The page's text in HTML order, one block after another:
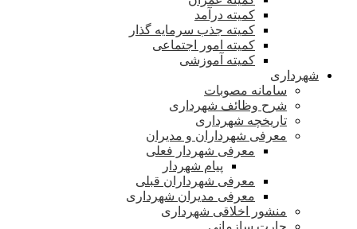
کمیته درآمد
کمیته جذب سرمایه گذار
کمیته امور اجتماعی
کمیته آموزشی
شهرداری
سامانه مصوبات
شرح وظائف شهرداری
تاریخچه شهرداری
معرفی شهرداران و مدیران
معرفی شهردار فعلی
پیام شهردار
معرفی شهرداران قبلی
معرفی مدیران شهرداری
منشور اخلاقی شهرداری
چارت سازمانی